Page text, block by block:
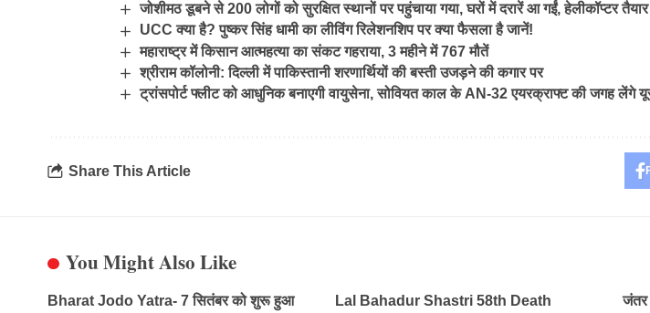
जोशीमठ डूबने से 200 लोगों को सुरक्षित स्थानों पर पहुंचाया गया, घरों में दरारें आ गईं, हेलीकॉप्टर तैयार
UCC क्या है? पुष्कर सिंह धामी का लीविंग रिलेशनशिप पर क्या फैसला है जानें!
महाराष्ट्र में किसान आत्महत्या का संकट गहराया, 3 महीने में 767 मौतें
श्रीराम कॉलोनी: दिल्ली में पाकिस्तानी शरणार्थियों की बस्ती उजड़ने की कगार पर
ट्रांसपोर्ट फ्लीट को आधुनिक बनाएगी वायुसेना, सोवियत काल के AN-32 एयरक्राफ्ट की जगह लेंगे
Share This Article
You Might Also Like
Bharat Jodo Yatra- 7 सितंबर को शुरू हुआ
Lal Bahadur Shastri 58th Death
जंतर